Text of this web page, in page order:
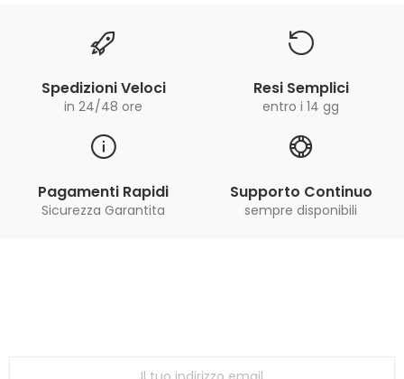
Spedizioni Veloci
in 24/48 ore
Resi Semplici
entro i 14 gg
Pagamenti Rapidi
Sicurezza Garantita
Supporto Continuo
sempre disponibili